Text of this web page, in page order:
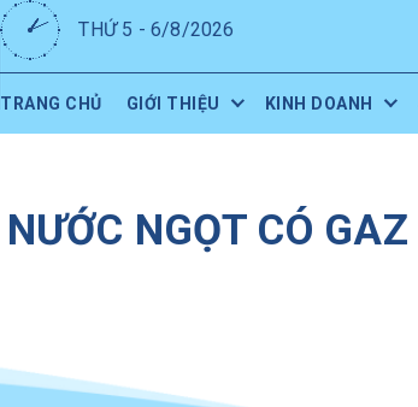
TRANG CHỦ GIỚI THIỆU KINH DOANH
THỨ 5 - 6/8/2026
NƯỚC NGỌT CÓ